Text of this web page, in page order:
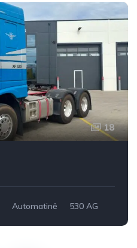
18
Automatinė 530 AG